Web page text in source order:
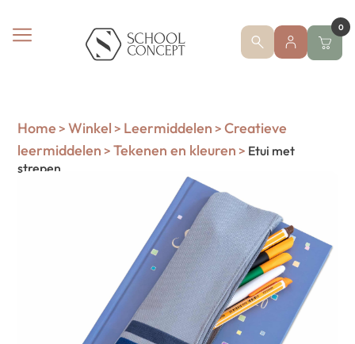
0
Home > Winkel > Leermiddelen > Creatieve
leermiddelen > Tekenen en kleuren > Etui met
strepen